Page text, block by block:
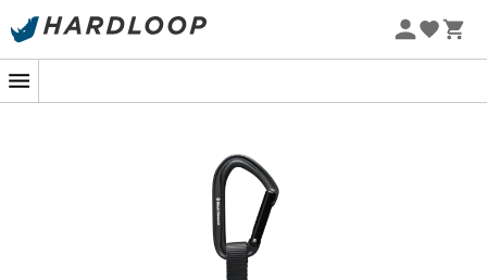
Zomeraanbiedingen 🔥 -5% EXTRA vanaf 2 producten* met